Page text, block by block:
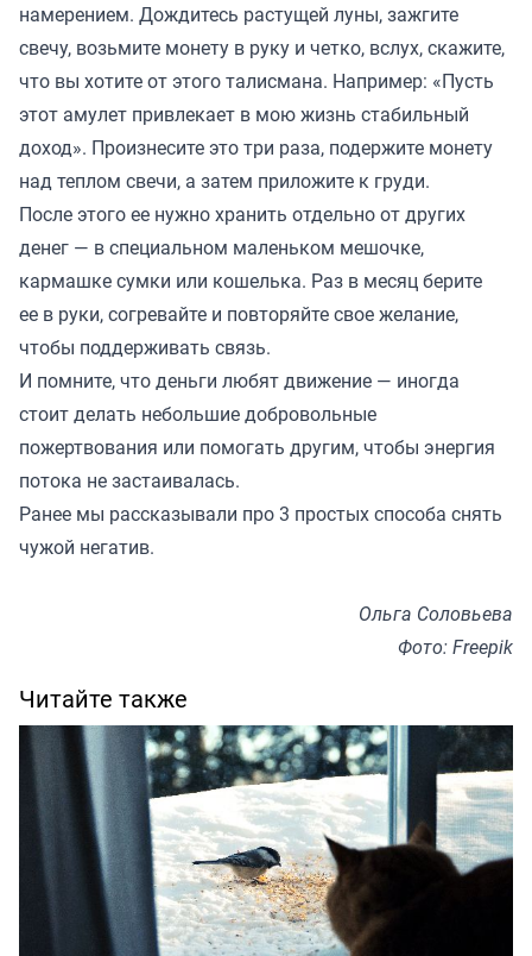
намерением. Дождитесь растущей луны, зажгите
свечу, возьмите монету в руку и четко, вслух, скажите,
что вы хотите от этого талисмана. Например: «Пусть
этот амулет привлекает в мою жизнь стабильный
доход». Произнесите это три раза, подержите монету
над теплом свечи, а затем приложите к груди.
После этого ее нужно хранить отдельно от других
денег — в специальном маленьком мешочке,
кармашке сумки или кошелька. Раз в месяц берите
ее в руки, согревайте и повторяйте свое желание,
чтобы поддерживать связь.
И помните, что деньги любят движение — иногда
стоит делать небольшие добровольные
пожертвования или помогать другим, чтобы энергия
потока не застаивалась.
Ранее мы рассказывали про 3 простых способа снять
чужой негатив.
Ольга Соловьева
Фото: Freepik
Читайте также